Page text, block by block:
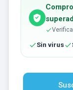
Sin virus